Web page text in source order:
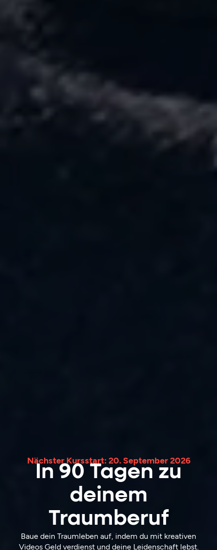
Nächster Kursstart: 20. September 2026
In 90 Tagen zu
deinem
Traumberuf
Baue dein Traumleben auf, indem du mit kreativen
Videos Geld verdienst und deine Leidenschaft lebst.